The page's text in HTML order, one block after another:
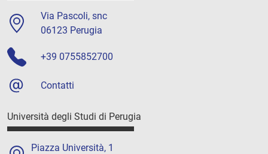
Via Pascoli, snc
06123 Perugia
+39 0755852700
Contatti
Università degli Studi di Perugia
Piazza Università, 1